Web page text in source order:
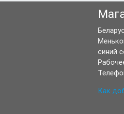
синий
Как